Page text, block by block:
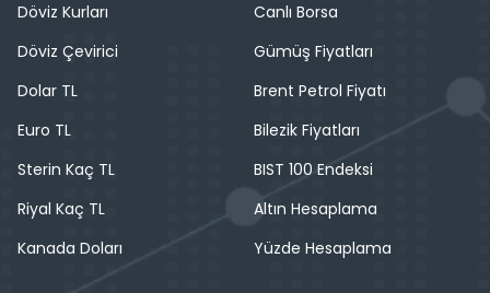
Döviz Kurları
Döviz Çevirici
Dolar TL
Euro TL
Sterin Kaç TL
Riyal Kaç TL
Kanada Doları
Canlı Borsa
Gümüş Fiyatları
Brent Petrol Fiyatı
Bilezik Fiyatları
BIST 100 Endeksi
Altın Hesaplama
Yüzde Hesaplama